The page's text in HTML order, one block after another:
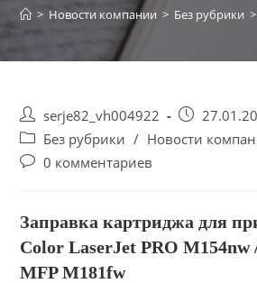
> Новости компании > Без рубрики >
Post
author:
serje82_vh004922
Запись
Post
category:
Без рубрики / Новости
Post0 комментариев
Заправка картриджа для
Color LaserJet PRO M154nw
MFP M181fw